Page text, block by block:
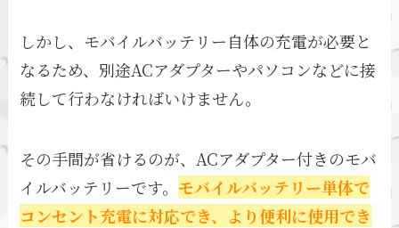
しかし、モバイルバッテリー自体の充電が必要と
なるため、別途ACアダプターやパソコンなどに接
続して行わなければいけません。
その手間が省けるのが、ACアダプター付きのモバ
イルバッテリーです。 モバイルバッテリー単体で
コンセント充電に対応でき、より便利に使用でき